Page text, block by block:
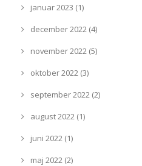
januar 2023 (1)
december 2022 (4)
november 2022 (5)
oktober 2022 (3)
september 2022 (2)
august 2022 (1)
juni 2022 (1)
maj 2022 (2)